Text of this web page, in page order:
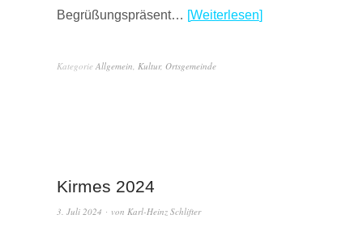
Begrüßungspräsent… Weiterlesen
Kategorie Allgemein Kultur, Ortsgemeinde
Kirmes 2024
3. Juli 2024 von Karl-Heinz Schlifter